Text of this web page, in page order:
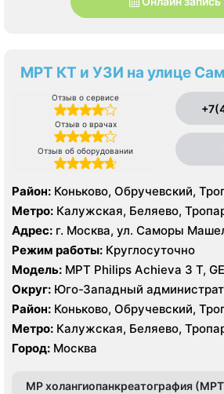
МРТ КТ и УЗИ на улице
Отзыв о сервисе
Отзыв о врачах
Отзыв об оборудовании
Район: Коньково, Обручевский,
Метро: Калужская, Беляево,
Западная
Адрес: г. Москва, ул. Саморы
Режим работы: Круглосуточно
Модель: МРТ Philips Achieva 3 T,
Philips Ingenuity Elite 128 срезов, GE
среза УЗИ Toshiba Aplio XG, Philips
Antares
Округ: Юго-Западный
Район: Коньково, Обручевский,
Метро: Калужская, Беляево,
Западная
Город: Москва
МР холангиопанкреатография (МРТ